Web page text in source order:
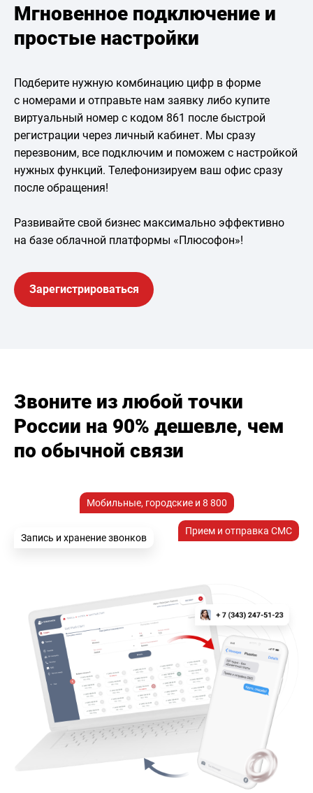
Мгновенное подключение и
простые настройки
Подберите нужную комбинацию цифр в форме
с номерами и отправьте нам заявку либо купите
виртуальный номер с кодом 861 после быстрой
регистрации через личный кабинет. Мы сразу
перезвоним, все подключим и поможем с настройкой
нужных функций. Телефонизируем ваш офис сразу
после обращения!
Развивайте свой бизнес максимально эффективно
на базе облачной платформы «Плюсофон»!
Зарегистрироваться
Звоните из любой точки
России на 90% дешевле, чем
по обычной связи
Мобильные, городские и 8 800
Прием и отправка СМС
Запись и хранение звонков